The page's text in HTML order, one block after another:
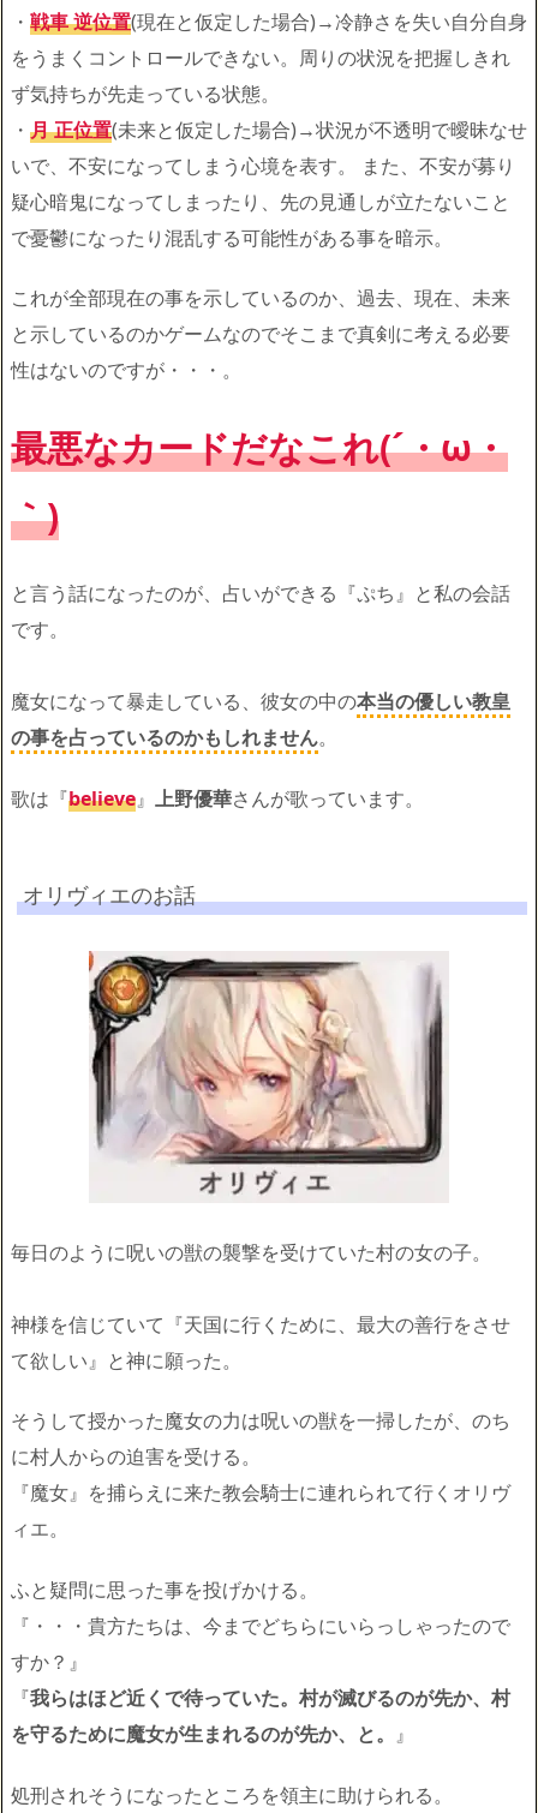
・ 戦車 逆位置(現在と仮定した場合)→冷静さを失い自分自身
をうまくコントロールできない。周りの状況を把握しきれ
ず気持ちが先走っている状態。
・ 月 正位置(未来と仮定した場合)→状況が不透明で曖昧なせ
いで、不安になってしまう心境を表す。 また、不安が募り
疑心暗鬼になってしまったり、先の見通しが立たないこと
で憂鬱になったり混乱する可能性がある事を暗示。
これが全部現在の事を示しているのか、過去、現在、未来
と示しているのかゲームなのでそこまで真剣に考える必要
性はないのですが・・・。
最悪なカードだなこれ(´・ω・
｀)
と言う話になったのが、占いができる『ぷち』と私の会話
です。
魔女になって暴走している、彼女の中の本当の優しい教皇
の事を占っているのかもしれません。
歌は『believe』 上野優華さんが歌っています。
オリヴィエのお話
毎日のように呪いの獣の襲撃を受けていた村の女の子。
神様を信じていて『天国に行くために、最大の善行をさせ
て欲しい』と神に願った。
そうして授かった魔女の力は呪いの獣を一掃したが、のち
に村人からの迫害を受ける。
『魔女』を捕らえに来た教会騎士に連れられて行くオリヴ
ィエ。
ふと疑問に思った事を投げかける。
『・・・貴方たちは、今までどちらにいらっしゃったので
すか？』
『我らはほど近くで待っていた。村が滅びるのが先か、村
を守るために魔女が生まれるのが先か、と。 』
処刑されそうになったところを領主に助けられる。